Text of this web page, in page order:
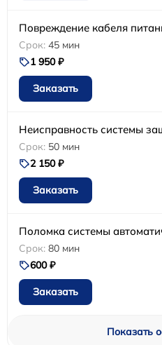
Повреждение кабеля
45 мин
1 950 ₽
Заказать
Неисправность системы
50 мин
2 150 ₽
Заказать
Поломка системы
80 мин
600 ₽
Заказать
Показать